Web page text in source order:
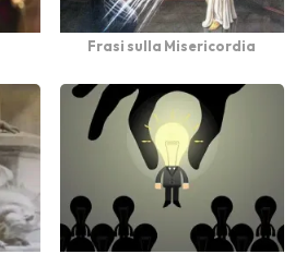
Frasi sulla Misericordia